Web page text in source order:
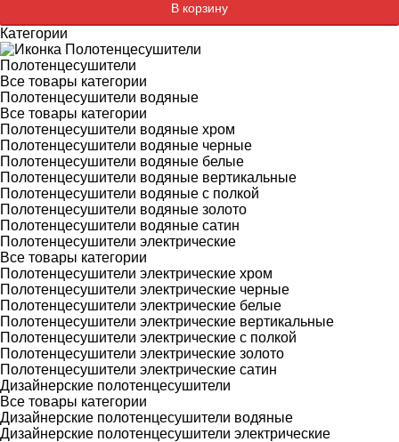
В корзину
Категории
Полотенцесушители
Все товары категории
Полотенцесушители водяные
Все товары категории
Полотенцесушители водяные хром
Полотенцесушители водяные черные
Полотенцесушители водяные белые
Полотенцесушители водяные вертикальные
Полотенцесушители водяные с полкой
Полотенцесушители водяные золото
Полотенцесушители водяные сатин
Полотенцесушители электрические
Все товары категории
Полотенцесушители электрические хром
Полотенцесушители электрические черные
Полотенцесушители электрические белые
Полотенцесушители электрические вертикальные
Полотенцесушители электрические с полкой
Полотенцесушители электрические золото
Полотенцесушители электрические сатин
Дизайнерские полотенцесушители
Все товары категории
Дизайнерские полотенцесушители водяные
Дизайнерские полотенцесушители электрические